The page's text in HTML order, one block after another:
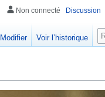
Non connecté Discussion
Modifier Voir l’historique